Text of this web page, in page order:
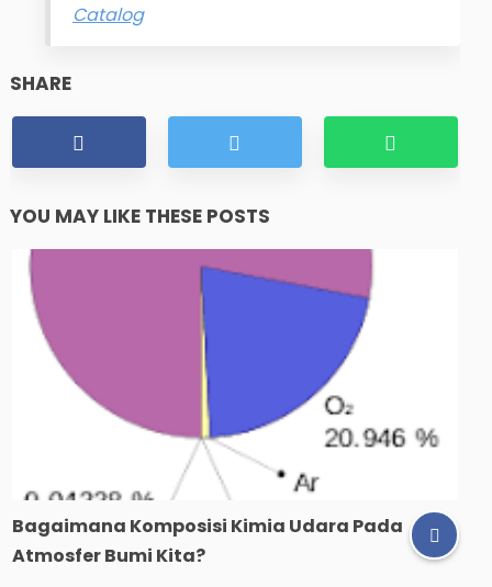
Catalog
SHARE
YOU MAY LIKE THESE POSTS
Bagaimana Komposisi Kimia Udara Pada
Atmosfer Bumi Kita?